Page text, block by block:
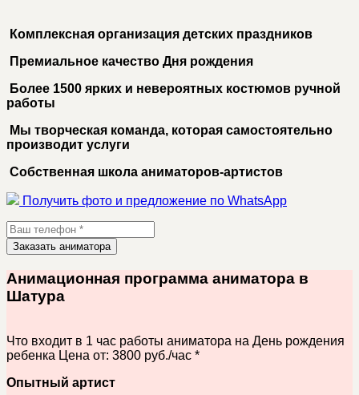
Комплексная организация детских праздников
Премиальное качество Дня рождения
Более 1500 ярких и невероятных костюмов ручной
работы
Мы творческая команда, которая самостоятельно
производит услуги
Собственная школа аниматоров-артистов
Получить фото и предложение по WhatsApp
Заказать аниматора
Анимационная программа аниматора в
Шатура
Что входит в 1 час работы аниматора на День рождения
ребенка Цена от: 3800 руб./час *
Опытный артист